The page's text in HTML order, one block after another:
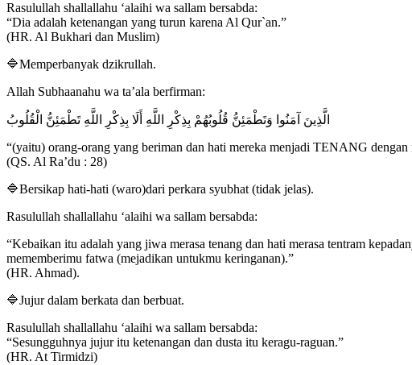
Rasulullah shallallahu ‘alaihi wa sallam bersabda:
“Dia adalah ketenangan yang turun karena Al Qur`an.”
(HR. Al Bukhari dan Muslim)
🔷Memperbanyak dzikrullah.
Allah Subhaanahu wa ta’ala berfirman:
الَّذِينَ آمَنُوا وَتَطْمَئِنُّ قُلُوبُهُمْ بِذِكْرِ اللَّهِ أَلَا بِذِكْرِ اللَّهِ تَطْمَئِنُّ الْقُلُوبُ
“(yaitu) orang-orang yang beriman dan hati mereka menjadi TENANG
(QS. Al Ra’du : 28)
🔷Bersikap hati-hati (waro)dari perkara syubhat (tidak jelas).
Rasulullah shallallahu ‘alaihi wa sallam bersabda:
“Kebaikan itu adalah yang jiwa merasa tenang dan hati merasa tentram
mememberimu fatwa (mejadikan untukmu keringanan).”
(HR. Ahmad).
🔷Jujur dalam berkata dan berbuat.
Rasulullah shallallahu ‘alaihi wa sallam bersabda:
“Sesungguhnya jujur itu ketenangan dan dusta itu keragu-raguan.”
(HR. At Tirmidzi)